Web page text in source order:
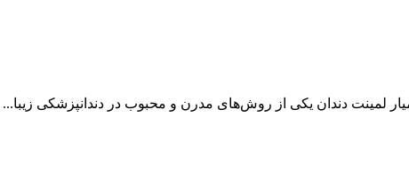
لمینت دندان یکی از روش‌های مدرن و محبوب در دندانپزشکی زیبا...